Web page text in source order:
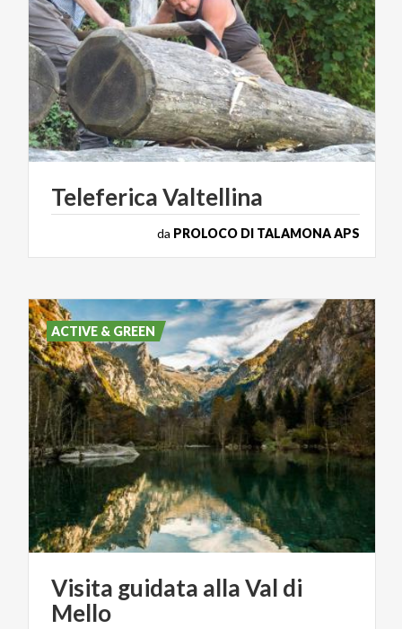
TelefericaValtellina
da PROLOCO DI TALAMONA APS
Visita guidata allaVal di
Mello
ACTIVE & GREEN